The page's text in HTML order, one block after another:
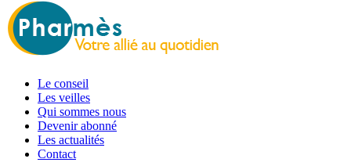
Le conseil
Les veilles
Qui sommes nous
Devenir abonné
Les actualités
Contact